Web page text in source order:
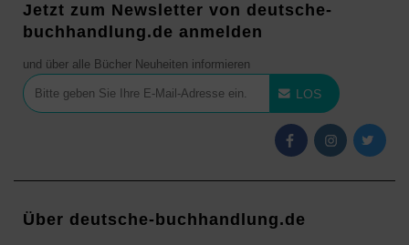
Jetzt zum Newsletter von deutsche-
buchhandlung.de anmelden
und über alle Bücher Neuheiten informieren
LOS
Über deutsche-buchhandlung.de